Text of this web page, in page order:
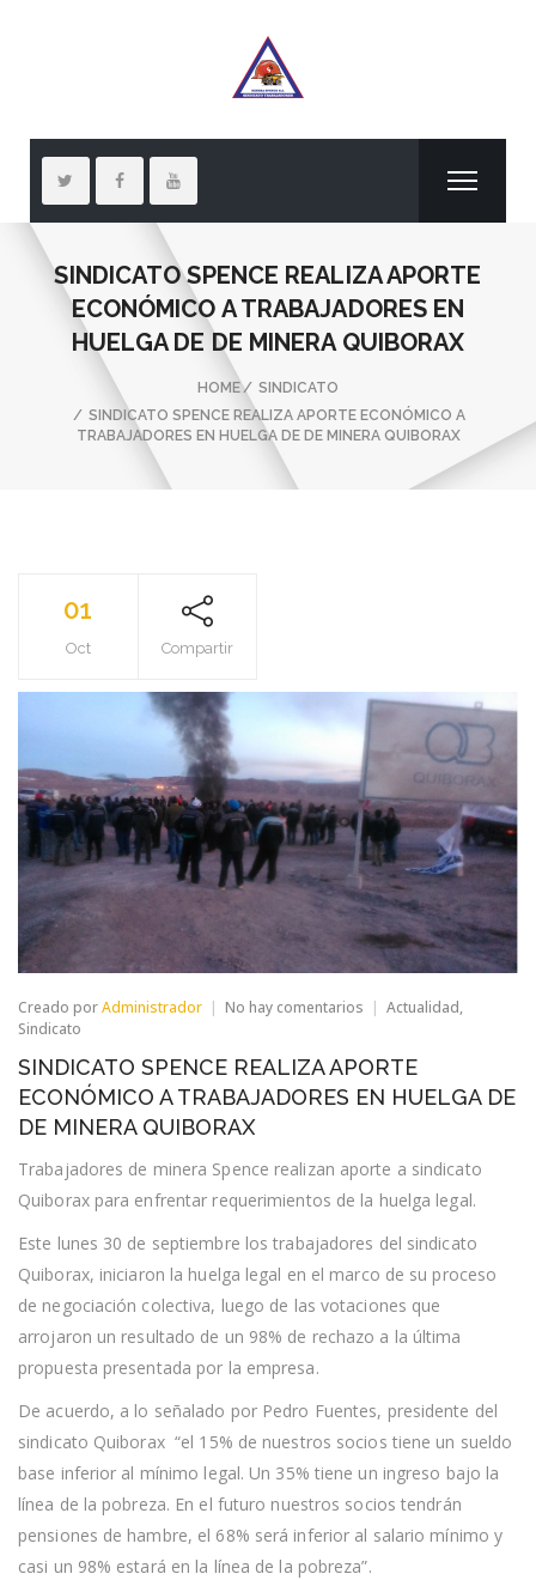
SINDICATO SPENCE REALIZA APORTE
ECONÓMICO A TRABAJADORES EN
HUELGA DE DE MINERA QUIBORAX
HOME
SINDICATO
SINDICATO SPENCE REALIZA APORTE ECONÓMICO A
TRABAJADORES EN HUELGA DE DE MINERA QUIBORAX
01
Oct Compartir
Creado porAdministrador No hay comentarios en
REALIZA
APORTE
ECONÓMICO
EN
HUELGA
DE
MINERA
QUIBORAX
Actualidad,
Sindicato
SINDICATO SPENCE REALIZA APORTE
ECONÓMICO A TRABAJADORES EN HUELGA DE
DE MINERA QUIBORAX
Trabajadores de minera Spence realizan aporte a sindicato
Quiborax para enfrentar requerimientos de la huelga legal.
Este lunes 30 de septiembre los trabajadores del sindicato
Quiborax, iniciaron la huelga legal en el marco de su proceso
de negociación colectiva, luego de las votaciones que
arrojaron un resultado de un 98% de rechazo a la última
propuesta presentada por la empresa.
De acuerdo, a lo señalado por Pedro Fuentes, presidente del
sindicato Quiborax “el 15% de nuestros socios tiene un sueldo
base inferior al mínimo legal. Un 35% tiene un ingreso bajo la
línea de la pobreza. En el futuro nuestros socios tendrán
pensiones de hambre, el 68% será inferior al salario mínimo y
casi un 98% estará en la línea de la pobreza”.